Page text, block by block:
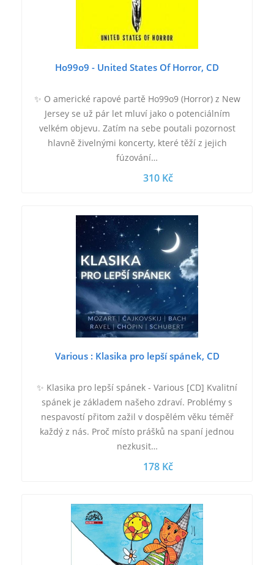
Ho99o9 - United States Of Horror, CD
✨ O americké rapové partě Ho99o9 (Horror) z New
Jersey se už pár let mluví jako o potenciálním
velkém objevu. Zatím na sebe poutali pozornost
hlavně živelnými koncerty, které těží z jejich
fúzování…
310 Kč
Various : Klasika pro lepší spánek, CD
✨ Klasika pro lepší spánek - Various [CD] Kvalitní
spánek je základem našeho zdraví. Problémy s
nespavostí přitom zažil v dospělém věku téměř
každý z nás. Proč místo prášků na spaní jednou
nezkusit…
178 Kč